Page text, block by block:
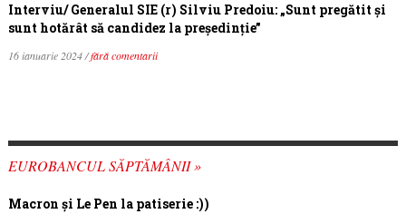
Interviu/ Generalul SIE (r) Silviu Predoiu: „Sunt pregătit și
sunt hotărât să candidez la președinție”
16 ianuarie 2024 /fără comentarii
EUROBANCUL SĂPTĂMÂNII »
Macron şi Le Pen la patiserie :))